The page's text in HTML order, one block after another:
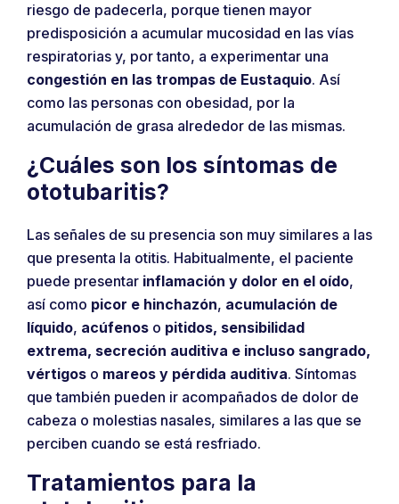
riesgo de padecerla, porque tienen mayor
predisposición a acumular mucosidad en las vías
respiratorias y, por tanto, a experimentar una
congestión en las trompas de Eustaquio. Así
como las personas con obesidad, por la
acumulación de grasa alrededor de las mismas.
¿Cuáles son los síntomas de
ototubaritis?
Las señales de su presencia son muy similares a las
que presenta la otitis. Habitualmente, el paciente
puede presentar inflamación y dolor en el oído,
así como picor e hinchazón, acumulación de
líquido, acúfenos o pitidos, sensibilidad
extrema, secreción auditiva e incluso sangrado,
vértigos o mareos y pérdida auditiva. Síntomas
que también pueden ir acompañados de dolor de
cabeza o molestias nasales, similares a las que se
perciben cuando se está resfriado.
Tratamientos para la